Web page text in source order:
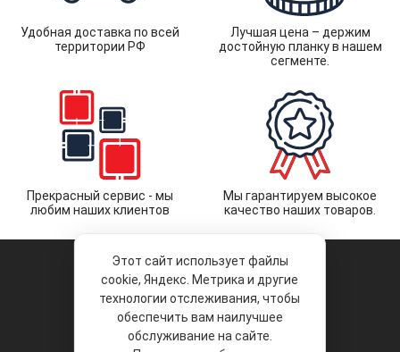
Удобная доставка по всей
территории РФ
Лучшая цена – держим
достойную планку в нашем
сегменте.
Прекрасный сервис - мы
любим наших клиентов
Мы гарантируем высокое
качество наших товаров.
© 2026 «Liberty Project».
Аксессуары и запчасти оптом.
Этот сайт использует файлы
cookie, Яндекс. Метрика и другие
технологии отслеживания, чтобы
обеспечить вам наилучшее
обслуживание на сайте.